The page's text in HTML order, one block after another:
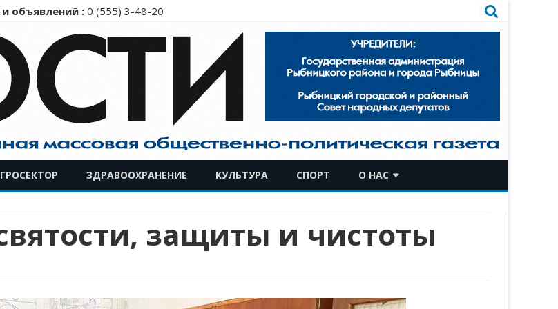
объявлений : 0 (555) 3-48-20
к
содержимому
ЗДРАВООХРАНЕНИЕ КУЛЬТУРА СПОРТ О НАС
ИСТОРИЧЕСКАЯ СПРАВКА
защиты и чистоты